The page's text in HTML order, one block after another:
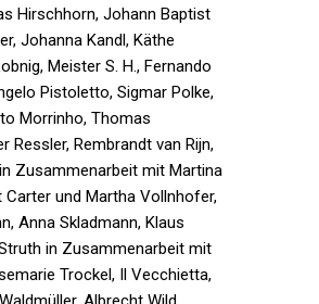
Hirschhorn, Johann Baptist
Johanna Kandl, Käthe
Meister S. H., Fernando
Pistoletto, Sigmar Polke,
Morrinho, Thomas
Ressler, Rembrandt van Rijn,
Zusammenarbeit mit Martina
Carter und Martha Vollnhofer,
Anna Skladmann, Klaus
in Zusammenarbeit mit
Trockel, Il Vecchietta,